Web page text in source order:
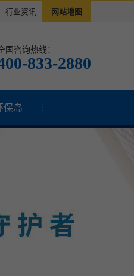
行业资讯 网站地图
833-2880
保岛